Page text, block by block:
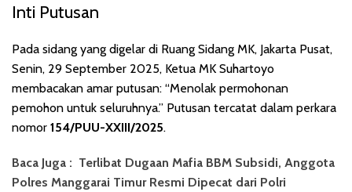
Inti Putusan
Pada sidang yang digelar di Ruang Sidang MK, Jakarta Pusat,
Senin, 29 September 2025, Ketua MK Suhartoyo
membacakan amar putusan: “Menolak permohonan
pemohon untuk seluruhnya.” Putusan tercatat dalam perkara
nomor 154/PUU-XXIII/2025.
Baca Juga : Terlibat Dugaan Mafia BBM Subsidi, Anggota
Polres Manggarai Timur Resmi Dipecat dari Polri